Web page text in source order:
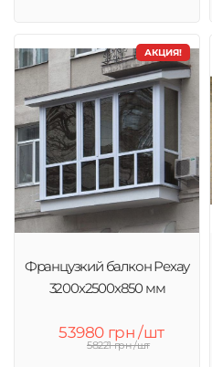
АКЦИЯ!
Французкий балкон Рехау
3200х2500х850 мм
53980 грн /шт
58221 грн /шт